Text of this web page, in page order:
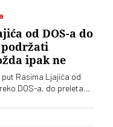
poštovanja zakonskih
mehanizama
od DOS-a do
podržati
ipak ne
Rasima Ljajića od
DOS-a, do preleta
studente?